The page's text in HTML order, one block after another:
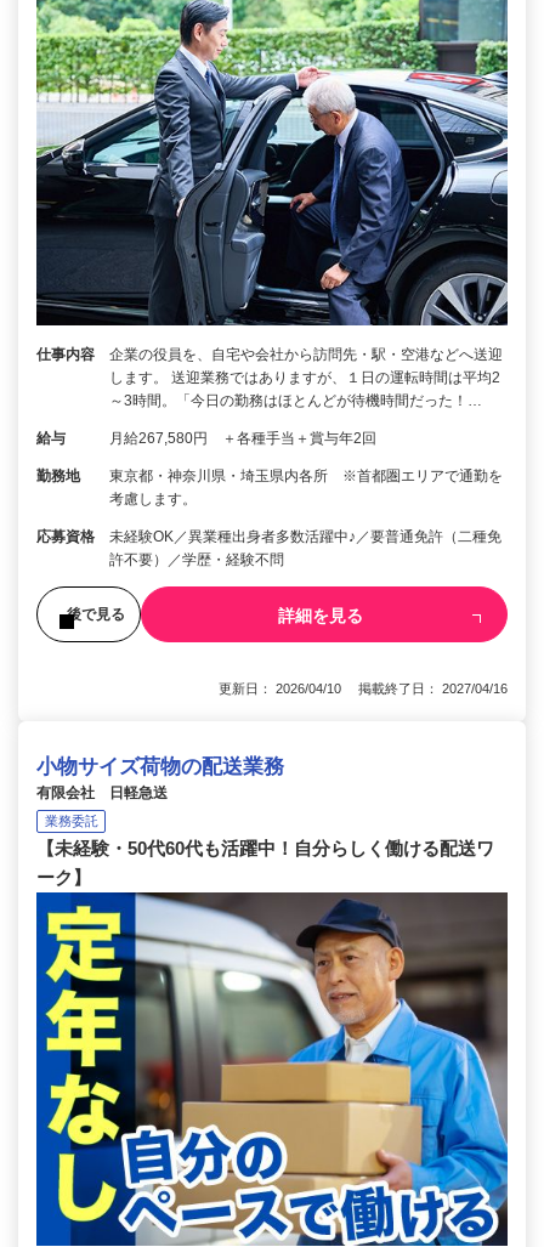
仕事内容
企業の役員を、自宅や会社から訪問先・駅・空港などへ送迎
します。 送迎業務ではありますが、１日の運転時間は平均2
～3時間。「今日の勤務はほとんどが待機時間だった！…
給与 月給267,580円 ＋各種手当＋賞与年2回
勤務地
東京都・神奈川県・埼玉県内各所 ※首都圏エリアで通勤を
考慮します。
応募資格
未経験OK／異業種出身者多数活躍中♪／要普通免許（二種免
許不要）／学歴・経験不問
後で見る 詳細を見る
更新日： 2026/04/10 掲載終了日： 2027/04/16
小物サイズ荷物の配送業務
有限会社 日軽急送
業務委託
【未経験・50代60代も活躍中！自分らしく働ける配送ワ
ーク】